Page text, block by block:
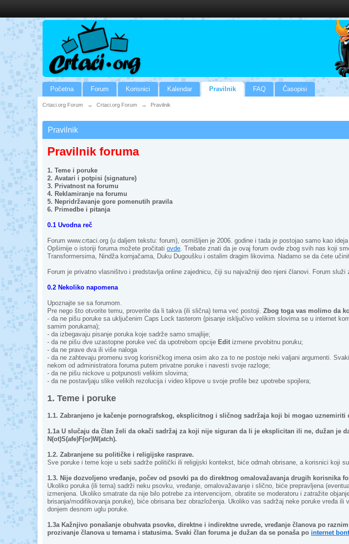
Početna Forum Korisnici Kalendar Pravilnik FAQ Časopisi
Crtaci.org Forum → Crtaci.org Forum → Pravilnik
Pravilnik
Pravilnik foruma
1. Teme i poruke
2. Avatari i potpisi (signature)
3. Privatnost na forumu
4. Reklamiranje na forumu
5. Nepridržavanje gore pomenutih pravila
6. Primedbe i pitanja
0.1 Uvodna reč
Forum www.crtaci.org (u daljem tekstu: forum), osmišljen je 2006. godine i tada je postojao samo kao
Opširnije o istoriji foruma možete pročitati ovde. Trebate znati da je ovaj forum ovde zbog svih nas koji
Transformersima, Nindža kornjačama, Duku Dugoušku i ostalim dragim likovima. Nadamo se da ćete
Forum je privatno vlasništvo i predstavlja online zajednicu, čiji su najvažniji deo njeni članovi. Forum
0.2 Nekoliko napomena
Upoznajte se sa forumom.
Pre nego što otvorite temu, proverite da li takva (ili slična) tema već postoji. Zbog toga vas molimo da
- da ne pišu poruke sa uključenim Caps Lock tasterom (pisanje isključivo velikim slovima se u
samim porukama);
- da izbegavaju pisanje poruka koje sadrže samo smajlije;
- da ne pišu dve uzastopne poruke već da upotrebom opcije Edit izmene prvobitnu poruku;
- da ne prave dva ili više naloga
- da ne zahtevaju promenu svog korisničkog imena osim ako za to ne postoje neki valjani argumenti.
nekom od administratora foruma putem privatne poruke i navesti svoje razloge;
- da ne pišu nickove u potpunosti velikim slovima;
- da ne postavljaju slike velikih rezolucija i video klipove u svoje profile bez upotrebe spojlera;
1. Teme i poruke
1.1. Zabranjeno je kačenje pornografskog, eksplicitnog i sličnog sadržaja koji bi mogao uznemiriti
1.1a U slučaju da član želi da okači sadržaj za koji nije siguran da li je eksplicitan ili ne, dužan je
N(ot)S(afe)F(or)W(atch).
1.2. Zabranjene su političke i religijske rasprave.
Sve poruke i teme koje u sebi sadrže politički ili religijski kontekst, biće odmah obrisane, a korisnici koji
1.3. Nije dozvoljeno vređanje, počev od psovki pa do direktnog omalovažavanja drugih korisnika
Ukoliko poruka (ili tema) sadrži neku psovku, vređanje, omalovažavanje i slično, biće prepravljena
izmenjena. Ukoliko smatrate da nije bilo potrebe za intervencijom, obratite se moderatoru i zatražite
brisanja/modifikovanja poruke), biće obrisana bez obrazloženja. Ukoliko vas sadržaj neke poruke vređa
donjem desnom uglu poruke.
1.3a Kažnjivo ponašanje obuhvata psovke, direktne i indirektne uvrede, vređanje članova po
prozivanje članova u temama i statusima. Svaki član foruma je dužan da se ponaša po internet